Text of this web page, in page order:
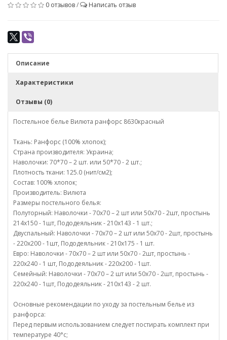
0 отзывов/ Написать отзыв
Описание
Характеристики
Отзывы (0)
Постельное белье Вилюта ранфорс 8630красный
Ткань: Ранфорс (100% хлопок);
Страна производителя: Украина;
Наволочки: 70*70 – 2 шт. или 50*70 - 2 шт.;
Плотность ткани: 125.0 (нит/см2);
Состав: 100% хлопок;
Производитель: Вилюта
Размеры постельного белья:
Полуторный: Наволочки - 70х70 – 2 шт или 50х70 - 2шт, простынь
214х150 - 1шт, Пододеяльник - 210х143 - 1 шт.;
Двуспальный: Наволочки - 70х70 – 2 шт или 50х70 - 2шт, простынь
- 220х200 - 1шт, Пододеяльник - 210х175 - 1 шт.
Евро: Наволочки - 70х70 – 2 шт или 50х70 - 2шт, простынь -
220х240 - 1 шт, Пододеяльник - 220х200 - 1шт.
Семейный: Наволочки - 70х70 – 2 шт или 50х70 - 2шт, простынь -
220х240 - 1шт, Пододеяльник - 210х143 - 2 шт.
Основные рекомендации по уходу за постельным белье из
ранфорса:
Перед первым использованием следует постирать комплект при
температуре 40°c;